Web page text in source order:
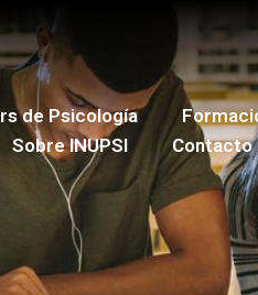
de Psicología
Sobre INUPSI Contacto